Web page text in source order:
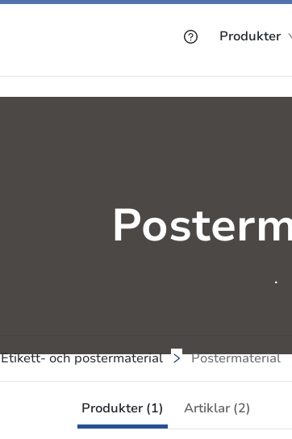
Produkter
.
Etikett- och postermaterial Postermaterial
Produkter (1) Artiklar (2)